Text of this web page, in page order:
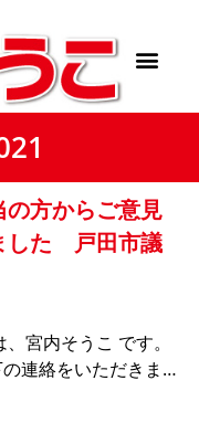
方からご意見
した 戸田市議
宮内そうこ です。
連絡をいただきまし
方からのご意見で